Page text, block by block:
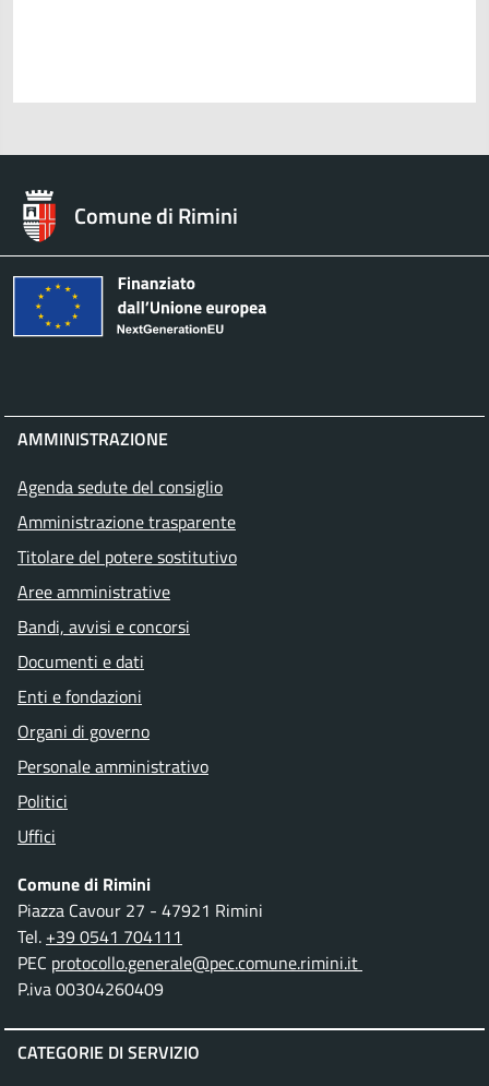
Comune di Rimini
AMMINISTRAZIONE
Agenda sedute del consiglio
Amministrazione trasparente
Titolare del potere sostitutivo
Aree amministrative
Bandi, avvisi e concorsi
Documenti e dati
Enti e fondazioni
Organi di governo
Personale amministrativo
Politici
Uffici
Comune di Rimini
Piazza Cavour 27 - 47921 Rimini
Tel. +39 0541 704111
PEC protocollo.generale@pec.comune.rimini.it
P.iva 00304260409
CATEGORIE DI SERVIZIO